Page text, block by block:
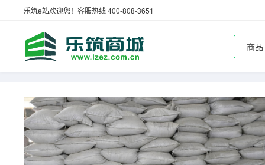
乐筑e站欢迎您！客服热线 400-808-3651